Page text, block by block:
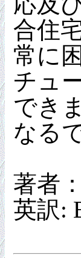
合住
常に
チュ
でき
なる
著者
英訳: